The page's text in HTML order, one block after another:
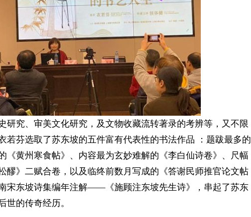
究、审美文化研究，及文物收藏流转著录的考辨等，又不限
若芬选取了苏东坡的五件富有代表性的书法作品 ：题跋最多的
《黄州寒食帖》、内容最为玄妙难解的《李白仙诗卷》、尺幅
醪》二赋合卷，以及临终前数月写成的《答谢民师推官论文帖
宋东坡诗集编年注解——《施顾注东坡先生诗》，串起了苏东
世的传奇经历。